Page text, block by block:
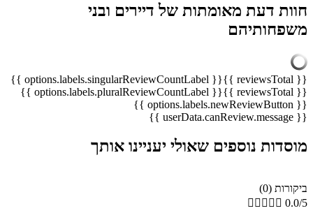
חוות דעת מאומתות של דיירים ובני
משפחותיהם
{{ reviewsTotal }}
{{ options.labels.singularReviewCountLabel }}
{{ reviewsTotal }}
{{ options.labels.pluralReviewCountLabel }}
{{ options.labels.newReviewButton }}
{{ userData.canReview.message }}
מוסדות נוספים שאולי יעניינו אותך
ביקורות (0)
     0.0/5